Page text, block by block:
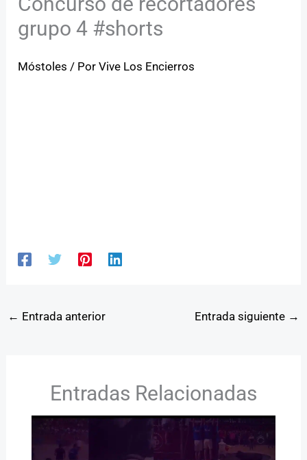
grupo 4 #shorts
Móstoles / PorVive Los Encierros
← Entrada anterior Entrada siguiente →
Entradas Relacionadas